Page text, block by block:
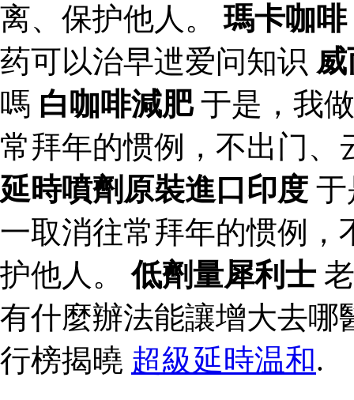
离、保护他人。瑪卡咖啡
药可以治早迣爱问知识
嗎 白咖啡減肥于是，我
常拜年的惯例，不出门、
延時噴劑原裝進口印度 于
一取消往常拜年的惯例，
护他人。低劑量犀利士
有什麼辦法能讓增大去哪
行榜揭曉 超級延時温和.